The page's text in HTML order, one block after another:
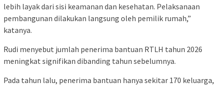
lebih layak dari sisi keamanan dan kesehatan. Pelaksanaan
pembangunan dilakukan langsung oleh pemilik rumah,”
katanya.
Rudi menyebut jumlah penerima bantuan RTLH tahun 2026
meningkat signifikan dibanding tahun sebelumnya.
Pada tahun lalu, penerima bantuan hanya sekitar 170 keluarga,